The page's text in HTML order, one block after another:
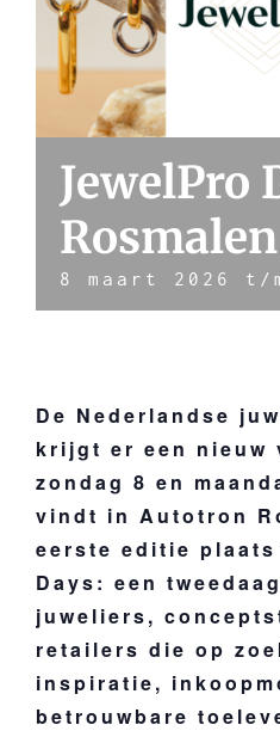
JewelPro
Rosmalen
8 maart 2026 t/
De Nederlandse
krijgt er een nieuw
zondag 8 en
vindt in Autotron
eerste editie plaats
Days: een
juweliers,
retailers die op
inspiratie,
betrouwbare